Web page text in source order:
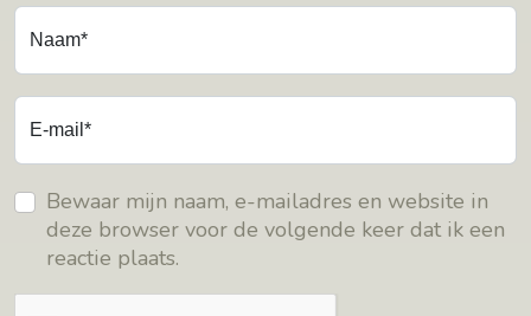
Naam*
E-mail*
Bewaar mijn naam, e-mailadres en website in
deze browser voor de volgende keer dat ik een
reactie plaats.